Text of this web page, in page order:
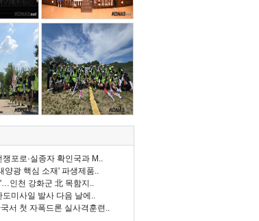
쟁포로·실종자 확인국과 M..
양광 핵심 소재' 파생제품..
인천 강화군 北 목함지..
도미사일 발사 다음 날에..
서 첫 자폭드론 실사격훈련..